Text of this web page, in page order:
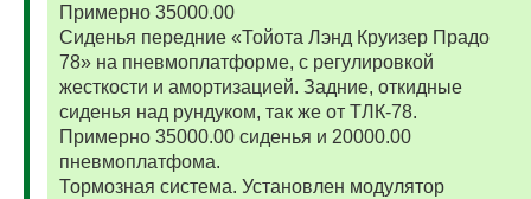
Примерно 35000.00
Сиденья передние «Тойота Лэнд Круизер Прадо
78» на пневмоплатформе, с регулировкой
жесткости и амортизацией. Задние, откидные
сиденья над рундуком, так же от ТЛК-78.
Примерно 35000.00 сиденья и 20000.00
пневмоплатфома.
Тормозная система. Установлен модулятор